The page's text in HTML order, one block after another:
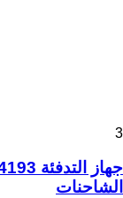
3
الشاحنات